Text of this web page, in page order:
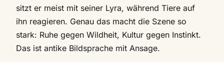
sitzt er meist mit seiner Lyra, während Tiere auf
ihn reagieren. Genau das macht die Szene so
stark: Ruhe gegen Wildheit, Kultur gegen Instinkt.
Das ist antike Bildsprache mit Ansage.